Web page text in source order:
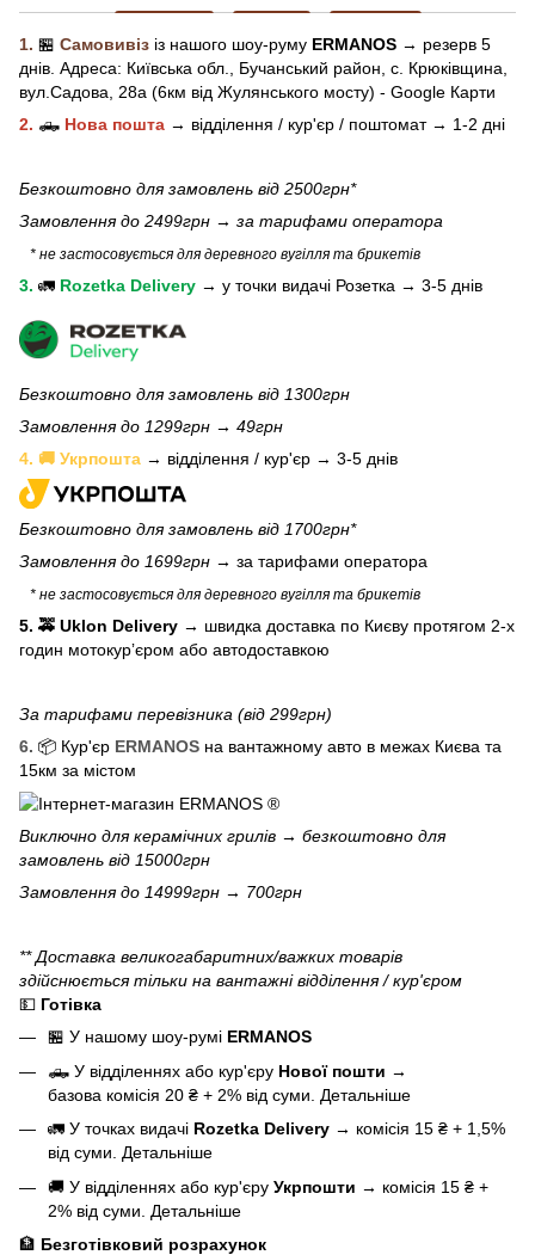
1. 🏪 Самовивіз із нашого шоу-руму ERMANOS → резерв 5
днів. Адреса: Київська обл.,
Бучанський район, с. Крюківщина,
вул.Садова, 28а (6км від Жулянського мосту) - Google Карти
2. 🛻 Нова пошта → відділення / кур'єр / поштомат → 1-2 дні
Безкоштовно для замовлень від 2500грн*
Замовлення до 2499грн → за тарифами оператора
* не застосовується для деревного вугілля та брикетів
3. 🚛 Rozetka Delivery → у точки видачі Розетка → 3-5 днів
Безкоштовно для замовлень від 1300грн
Замовлення до 1299грн → 49грн
4. 🚚 Укрпошта → відділення / кур'єр → 3-5 днів
Безкоштовно для замовлень від 1700грн*
Замовлення до 1699грн → за тарифами оператора
* не застосовується для деревного вугілля та брикетів
5. 🚕 Uklon Delivery → швидка доставка по Києву протягом 2-х
годин мотокурʼєром або автодоставкою
За тарифами перевізника (від 299грн)
6. 📦 Кур'єр ERMANOS на вантажному авто в межах Києва та
15км за містом
Виключно длякерамічних грилів → безкоштовно для
замовлень від 15000грн
Замовлення до 14999грн → 700грн
** Доставка великогабаритних/важких товарів
здійснюється тільки на вантажні відділення / кур'єром
💵 Готівка
🏪 У нашому шоу-румі ERMANOS
🛻 У відділеннях або кур'єру Нової пошти →
базова комісія 20 ₴ + 2% від суми. Детальніше
🚛 У точках видачі Rozetka Delivery → комісія 15 ₴ + 1,5%
від суми. Детальніше
🚚 У відділеннях або кур'єру Укрпошти → комісія 15 ₴ +
2% від суми. Детальніше
🏦 Безготівковий розрахунок